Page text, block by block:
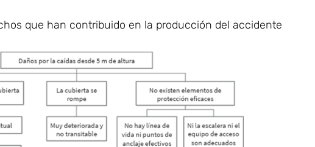
que han contribuido en la producción del accidente